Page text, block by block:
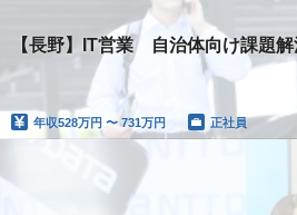
【長野】IT営業 自治体向け課題
年収528万円 〜 731万円 正社員